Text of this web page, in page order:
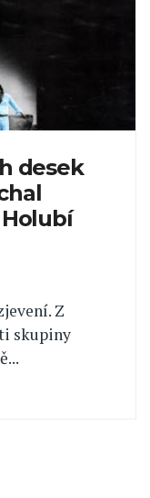
desek
Holubí
Z
skupiny